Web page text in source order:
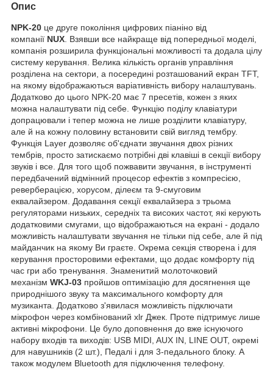
Опис
NPK-20 це друге покоління цифрових піаніно від
компанії NUX . Взявши все найкраще від попередньої моделі,
компанія розширила функціональні можливості та додала цілу
систему керування. Велика кількість органів управління
розділена на сектори, а посередині розташований екран TFT,
на якому відображаються варіативність вибору налаштувань.
Додатково до цього NPK-20 має 7 пресетів, кожен з яких
можна налаштувати під себе. Функцію поділу клавіатури
допрацювали і тепер можна не лише розділити клавіатуру,
але й на кожну половину встановити свій вигляд тембру.
Функція Layer дозволяє об'єднати звучання двох різних
тембрів, просто затискаємо потрібні дві клавіші в секції вибору
звуків і все. Для того щоб пожвавити звучання, в інструменті
передбачений відмінний процесор ефектів з компресією,
реверберацією, хорусом, ділеєм та 9-смуговим
еквалайзером. Додавання секції еквалайзера з трьома
регуляторами низьких, середніх та високих частот, які керують
додатковими смугами, що відображаються на екрані - додало
можливість налаштувати звучання не тільки під себе, але й під
майданчик на якому Ви граєте. Окрема секція створена і для
керування просторовими ефектами, що додає комфорту під
час гри або тренування. Знаменитий молоточковий
механізм WKJ-03 пройшов оптимізацію для досягнення ще
природнішого звуку та максимального комфорту для
музиканта. Додатково з'явилася можливість підключати
мікрофон через комбінований xlr Джек. Проте підтримує лише
активні мікрофони. Це було доповнення до вже існуючого
набору входів та виходів: USB MIDI, AUX IN, LINE OUT, окремі
для навушників (2 шт.), Педалі і для 3-педального блоку. А
також модулем Bluetooth для підключення телефону.